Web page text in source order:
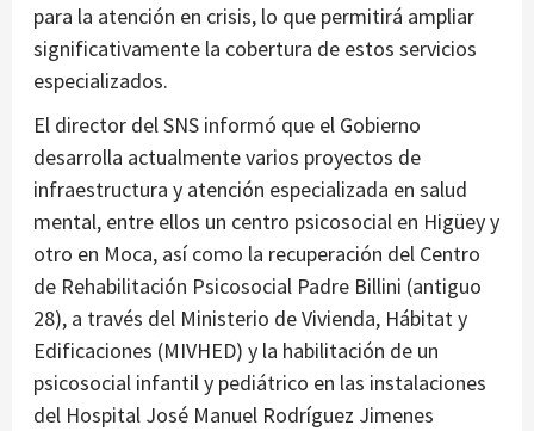
para la atención en crisis, lo que permitirá ampliar
significativamente la cobertura de estos servicios
especializados.
El director del SNS informó que el Gobierno
desarrolla actualmente varios proyectos de
infraestructura y atención especializada en salud
mental, entre ellos un centro psicosocial en Higüey y
otro en Moca, así como la recuperación del Centro
de Rehabilitación Psicosocial Padre Billini (antiguo
28), a través del Ministerio de Vivienda, Hábitat y
Edificaciones (MIVHED) y la habilitación de un
psicosocial infantil y pediátrico en las instalaciones
del Hospital José Manuel Rodríguez Jimenes